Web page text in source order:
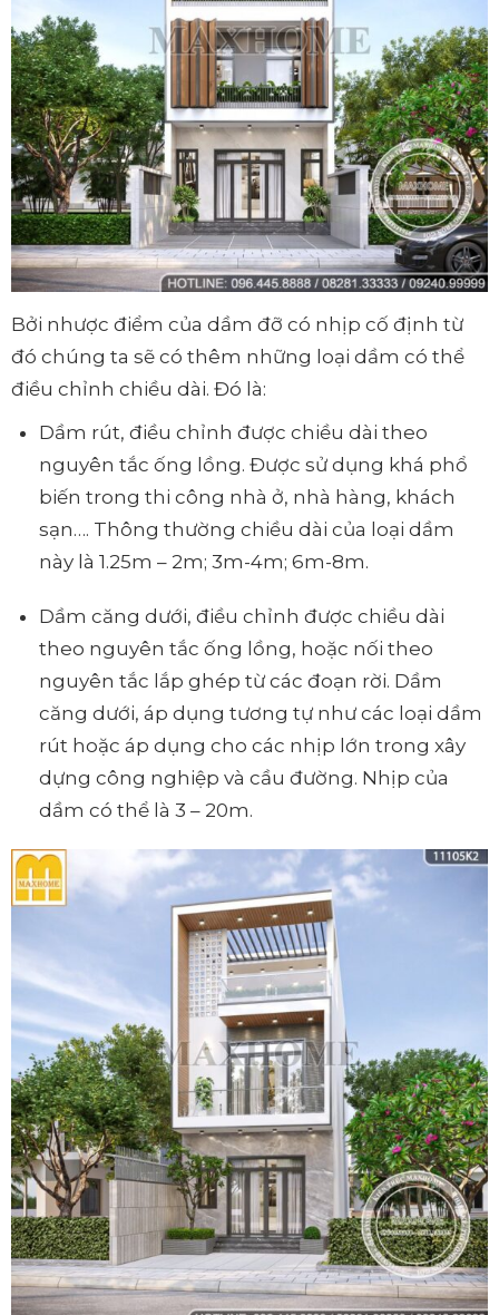
Bởi nhược điểm của dầm đỡ có nhịp cố định từ
đó chúng ta sẽ có thêm những loại dầm có thể
điều chỉnh chiều dài. Đó là:
Dầm rút, điều chỉnh được chiều dài theo
nguyên tắc ống lồng. Được sử dụng khá phổ
biến trong thi công nhà ở, nhà hàng, khách
sạn…. Thông thường chiều dài của loại dầm
này là 1.25m – 2m; 3m-4m; 6m-8m.
Dầm căng dưới, điều chỉnh được chiều dài
theo nguyên tắc ống lồng, hoặc nối theo
nguyên tắc lắp ghép từ các đoạn rời. Dầm
căng dưới, áp dụng tương tự như các loại dầm
rút hoặc áp dụng cho các nhịp lớn trong xây
dựng công nghiệp và cầu đường. Nhịp của
dầm có thể là 3 – 20m.